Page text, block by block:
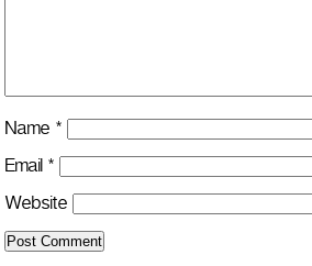
Name *
Email *
Website